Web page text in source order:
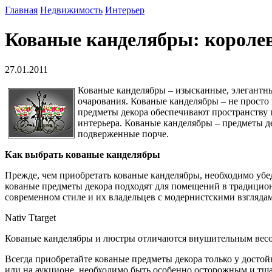
Главная Недвижимость Интерьер
Кованые канделябры:
27.01.2011
Кованые канделябры – изысканные,
очарования. Кованые канделябры – не просто
предметы декора обеспечивают
интерьера. Кованые канделябры – предметы
подверженные порче.
Как выбрать кованые канделябры
Прежде, чем приобретать кованые канделябры, необходимо
кованые предметы декора подходят для помещений в
современном стиле и их владельцев с модернистскими
Nativ Ttarget
Кованые канделябры и люстры отличаются внушительным
Всегда приобретайте кованые предметы декора только у
или на аукционе, необходимо быть особенно осторожным и